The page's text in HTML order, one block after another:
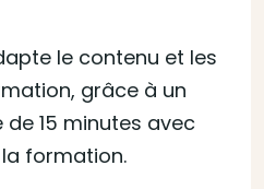
le contenu et les
grâce à un
15 minutes avec
formation.